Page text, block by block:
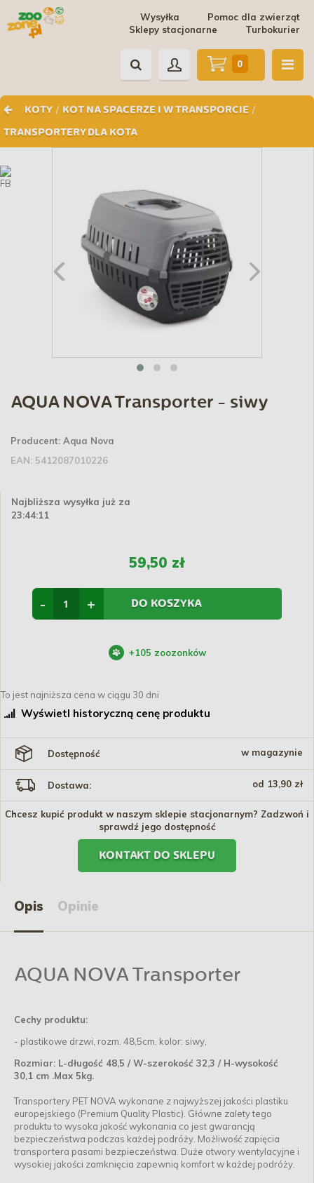
Pomoc dla zwierząt
Wysyłka
Turbokurier
Sklepy stacjonarne
KOTY / KOT NA SPACERZE I W TRANSPORCIE /
TRANSPORTERY DLA KOTA
0
AQUA NOVA Transporter - siwy
Producent: Aqua Nova
EAN: 5412087010226
Najbliższa wysyłka już za
23:44:11
59,50 zł
+
- DO KOSZYKA
+105 zoozonków
To jest najniższa cena w ciągu 30 dni
Wyświetl historyczną cenę produktu
Dostępność w magazynie
Dostawa: od 13,90 zł
Chcesz kupić produkt w naszym sklepie stacjonarnym? Zadzwoń i
sprawdź jego dostępność
KONTAKT DO SKLEPU
Opis Opinie
AQUA NOVA Transporter
Cechy produktu:
- plastikowe drzwi, rozm. 48,5cm, kolor: siwy,
Rozmiar: L-długość 48,5 / W-szerokość 32,3 / H-wysokość
30,1 cm .Max 5kg.
Transportery PET NOVA wykonane z najwyższej jakości plastiku
europejskiego (Premium Quality Plastic). Główne zalety tego
produktu to wysoka jakość wykonania co jest gwarancją
bezpieczeństwa podczas każdej podróży. Możliwość zapięcia
transportera pasami bezpieczeństwa. Duże otwory wentylacyjne i
wysokiej jakości zamknięcia zapewnią komfort w każdej podróży.